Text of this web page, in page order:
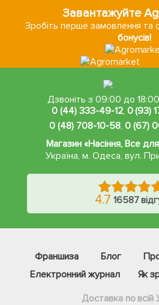
Завантажуйте
Зробіть перше замовлення та
бонусів!
Дзвоніть з 09:00 до
0 (44) 333-49-12, 0 (93)
0 (48) 708-10-58, 0 (67)
Магазин «Насіння, Все
Україна, м. Одеса,вул.
4.7 16587
Франшиза Блог
Електронний журнал
Як
Доставка по всій